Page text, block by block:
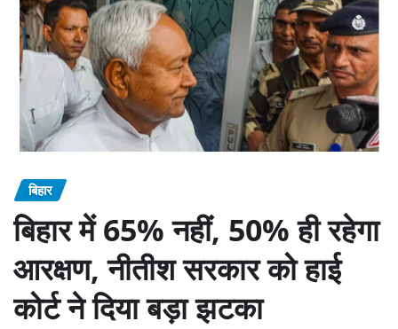
बिहार
बिहार में 65% नहीं, 50% ही रहेगा
आरक्षण, नीतीश सरकार को हाई
कोर्ट ने दिया बड़ा झटका